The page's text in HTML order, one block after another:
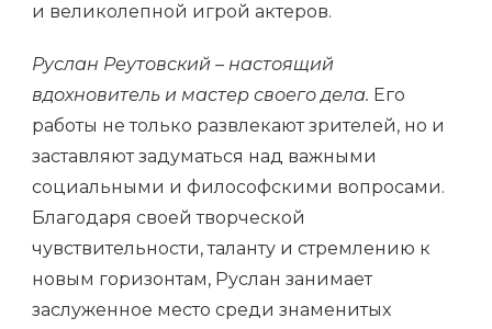
и великолепной игрой актеров.
Руслан Реутовский – настоящий
вдохновитель и мастер своего дела. Его
работы не только развлекают зрителей, но и
заставляют задуматься над важными
социальными и философскими вопросами.
Благодаря своей творческой
чувствительности, таланту и стремлению к
новым горизонтам, Руслан занимает
заслуженное место среди знаменитых